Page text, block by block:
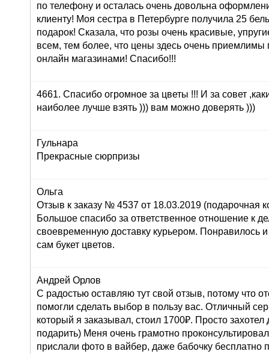
по телефону и осталась очень довольна
клиенту! Моя сестра в Петербурге получила 25
подарок! Сказала, что розы очень красивые,
всем, тем более, что цены здесь очень приемлимы
онлайн магазинами! Спасибо!!!
4661. Спасибо огромное за цветы !!! И за совет
наиболее лучше взять ))) вам можно доверять )))
Гульнара
Прекрасные сюрпризы
Ольга
Отзыв к заказу № 4537 от 18.03.2019 (подарочная
Большое спасибо за ответственное отношение к
своевременную доставку курьером. Понравилось
сам букет цветов.
Андрей Орлов
С радостью оставляю тут свой отзыв, потому что
помогли сделать выбор в пользу вас. Отличный
который я заказывал, стоил 1700₽. Просто
подарить) Меня очень грамотно
прислали фото в вайбер, даже бабочку бесплатно